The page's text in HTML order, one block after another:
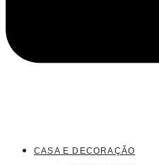
CASA E DECORAÇÃO